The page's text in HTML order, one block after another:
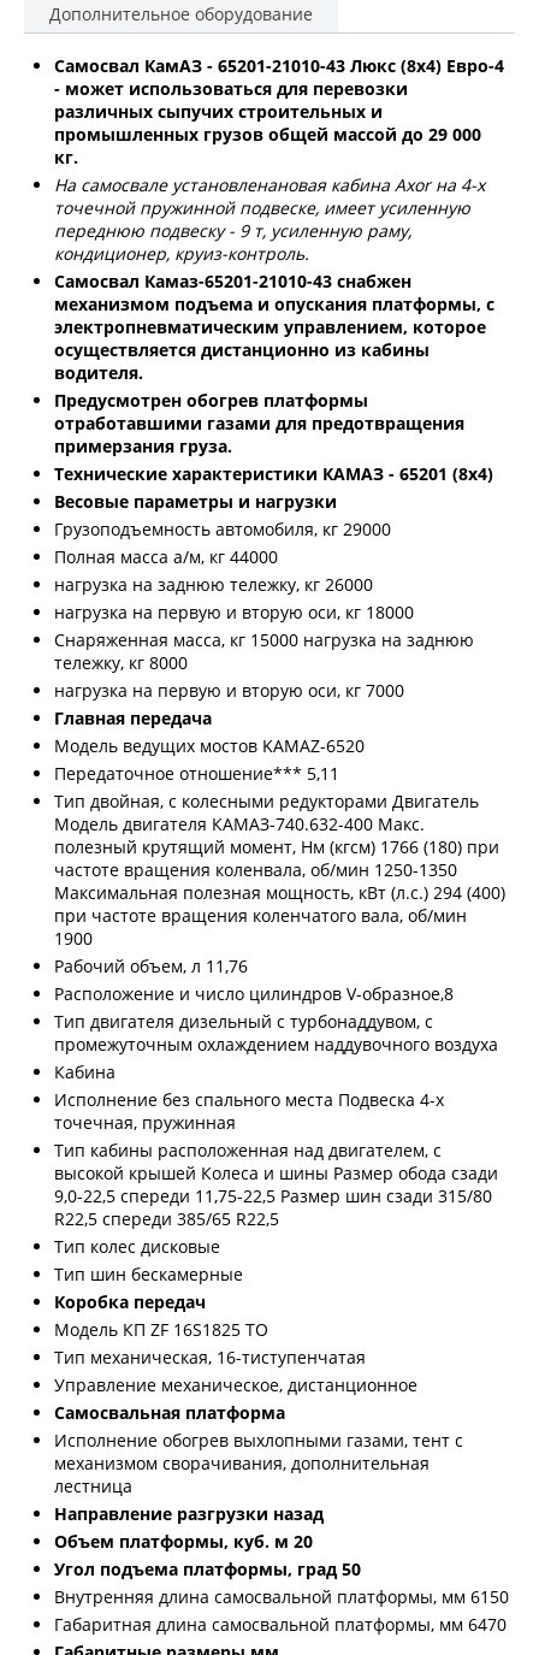
Дополнительное оборудование
Самосвал КамАЗ - 65201-21010-43 Люкс (8х4) Евро-4
- может использоваться для перевозки
различных сыпучих строительных и
промышленных грузов общей массой до 29 000
кг.
На самосвале установленановая кабина Axor на 4-х
точечной пружинной подвеске, имеет усиленную
переднюю подвеску - 9 т, усиленную раму,
кондиционер, круиз-контроль.
Самосвал Камаз-65201-21010-43 снабжен
механизмом подъема и опускания платформы, с
электропневматическим управлением, которое
осуществляется дистанционно из кабины
водителя.
Предусмотрен обогрев платформы
отработавшими газами для предотвращения
примерзания груза.
Технические характеристики КАМАЗ - 65201 (8х4)
Весовые параметры и нагрузки
Грузоподъемность автомобиля, кг 29000
Полная масса а/м, кг 44000
нагрузка на заднюю тележку, кг 26000
нагрузка на первую и вторую оси, кг 18000
Снаряженная масса, кг 15000 нагрузка на заднюю
тележку, кг 8000
нагрузка на первую и вторую оси, кг 7000
Главная передача
Модель ведущих мостов KAMAZ-6520
Передаточное отношение*** 5,11
Тип двойная, с колесными редукторами Двигатель
Модель двигателя КАМАЗ-740.632-400 Макс.
полезный крутящий момент, Нм (кгсм) 1766 (180) при
частоте вращения коленвала, об/мин 1250-1350
Максимальная полезная мощность, кВт (л.с.) 294 (400)
при частоте вращения коленчатого вала, об/мин
1900
Рабочий объем, л 11,76
Расположение и число цилиндров V-образное,8
Тип двигателя дизельный с турбонаддувом, с
промежуточным охлаждением наддувочного воздуха
Кабина
Исполнение без спального места Подвеска 4-х
точечная, пружинная
Тип кабины расположенная над двигателем, с
высокой крышей Колеса и шины Размер обода сзади
9,0-22,5 спереди 11,75-22,5 Размер шин сзади 315/80
R22,5 спереди 385/65 R22,5
Тип колес дисковые
Тип шин бескамерные
Коробка передач
Модель КП ZF 16S1825 TO
Тип механическая, 16-тиступенчатая
Управление механическое, дистанционное
Самосвальная платформа
Исполнение обогрев выхлопными газами, тент с
механизмом сворачивания, дополнительная
лестница
Направление разгрузки назад
Объем платформы, куб. м 20
Угол подъема платформы, град 50
Внутренняя длина самосвальной платформы, мм 6150
Габаритная длина самосвальной платформы, мм 6470